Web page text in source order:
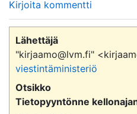
Kirjoita kommentti
Lähettäjä
"kirjaamo@lvm.fi"
viestintäministeriö
Otsikko
Tietopyyntönne